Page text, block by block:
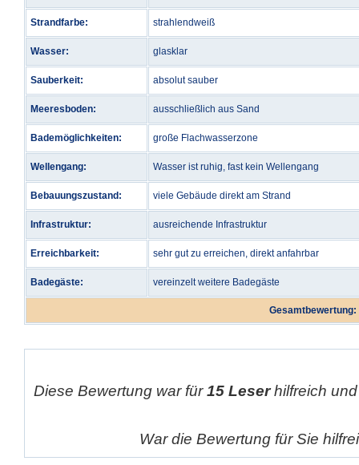
Strandfarbe: strahlendweiß
Wasser: glasklar
Sauberkeit: absolut sauber
Meeresboden: ausschließlich aus Sand
Bademöglichkeiten: große Flachwasserzone
Wellengang: Wasser ist ruhig, fast kein Wellengang
Bebauungszustand: viele Gebäude direkt am Strand
Infrastruktur: ausreichende Infrastruktur
Erreichbarkeit: sehr gut zu erreichen, direkt anfahrbar
Badegäste: vereinzelt weitere Badegäste
Gesamtbewertung:
Diese Bewertung war für15 Leserhilfreich
War die Bewertung für Sie